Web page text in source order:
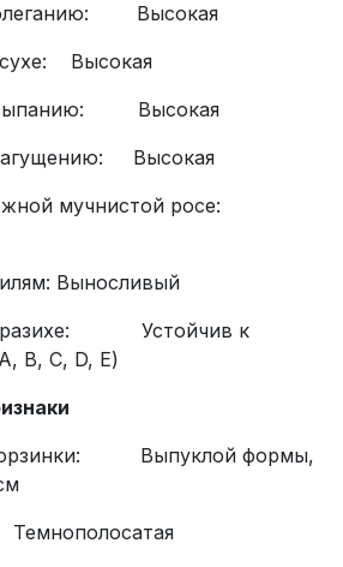
Высокая
Высокая
Высокая
Высокая
мучнистой росе:
Выносливый
Устойчив к
B, C, D, E)
Выпуклой формы,